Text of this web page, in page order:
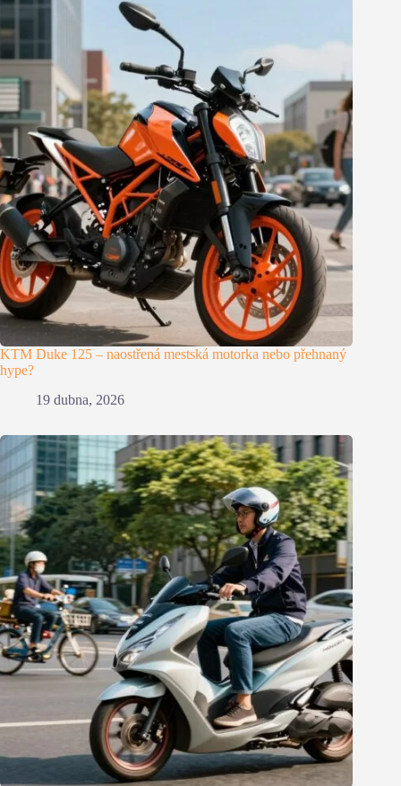
KTM Duke 125 – naostřená mestská motorka nebo přehnaný
hype?
19 dubna, 2026